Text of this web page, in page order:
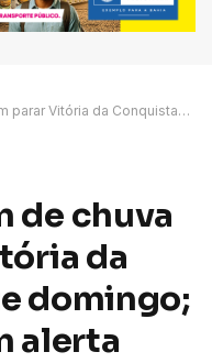
neste domingo; cidade entra em alerta máximo
de chuva
da
domingo;
alerta